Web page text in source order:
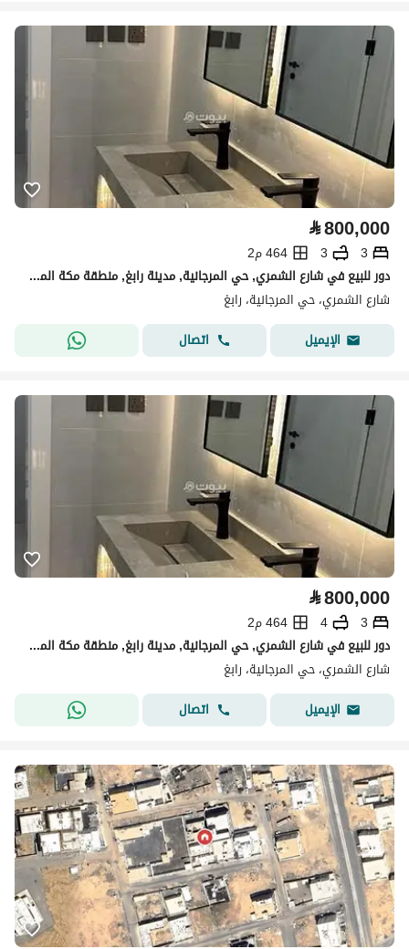
⃁800,000
3
3
464 م2
دور للبيع في شارع الشمري, حي المرجانية, مدينة رابغ, منطقة مكة المكرمة
شارع الشمري، حي المرجانية، رابغ
الإيميل
اتصال
⃁800,000
3
4
464 م2
دور للبيع في شارع الشمري, حي المرجانية, مدينة رابغ, منطقة مكة المكرمة
شارع الشمري، حي المرجانية، رابغ
الإيميل
اتصال